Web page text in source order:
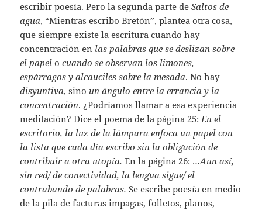
escribir poesía. Pero la segunda parte deSaltos de
agua, “Mientras escribo Bretón”, plantea otra cosa,
que siempre existe la escritura cuando hay
concentración en las palabras que se deslizan sobre
el papel ocuando se observan los limones,
espárragos y alcauciles sobre la mesada. No hay
disyuntiva, sino un ángulo entre la errancia y la
concentración. ¿Podríamos llamar a esa experiencia
meditación? Dice el poema de la página 25:En el
escritorio, la luz de la lámpara enfoca un papel con
la lista que cada día escribo sin la obligación de
contribuir a otra utopía.En la página 26: …Aun así,
sin red/ de conectividad, la lengua sigue/ el
contrabando de palabras. Se escribe poesía en medio
de la pila de facturas impagas, folletos, planos,